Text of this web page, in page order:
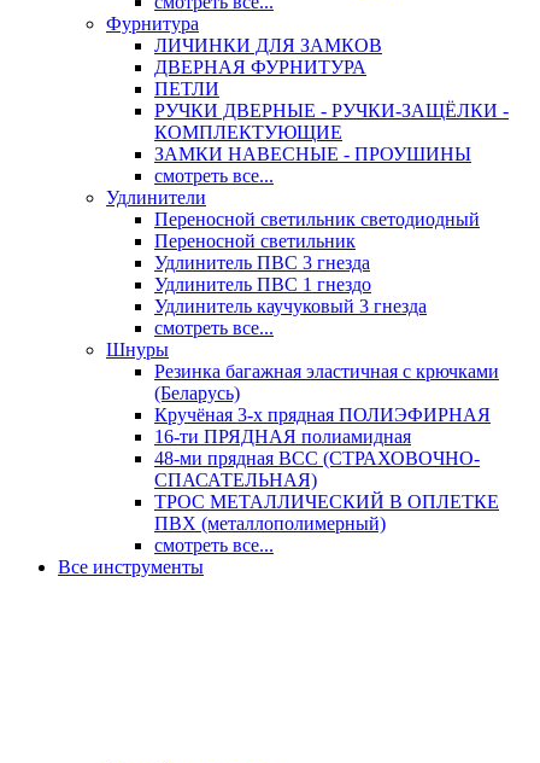
Фурнитура
ЛИЧИНКИ ДЛЯ ЗАМКОВ
ДВЕРНАЯ ФУРНИТУРА
ПЕТЛИ
РУЧКИ ДВЕРНЫЕ - РУЧКИ-ЗАЩЁЛКИ -
КОМПЛЕКТУЮЩИЕ
ЗАМКИ НАВЕСНЫЕ - ПРОУШИНЫ
смотреть все...
Удлинители
Переносной светильник светодиодный
Переносной светильник
Удлинитель ПВС 3 гнезда
Удлинитель ПВС 1 гнездо
Удлинитель каучуковый 3 гнезда
смотреть все...
Шнуры
Резинка багажная эластичная с крючками
(Беларусь)
Кручёная 3-х прядная ПОЛИЭФИРНАЯ
16-ти ПРЯДНАЯ полиамидная
48-ми прядная ВСС (СТРАХОВОЧНО-
СПАСАТЕЛЬНАЯ)
ТРОС МЕТАЛЛИЧЕСКИЙ В ОПЛЕТКЕ
ПВХ (металлополимерный)
смотреть все...
Все инструменты